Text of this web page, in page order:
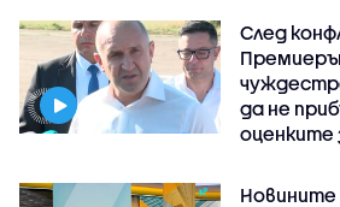
След
да не
оценките
Новините